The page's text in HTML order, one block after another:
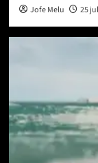
Jofe Melu 25